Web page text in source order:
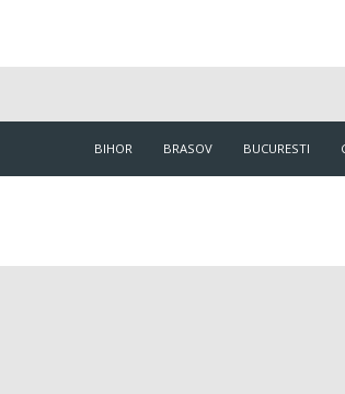
BIHOR BRASOV BUCURESTI